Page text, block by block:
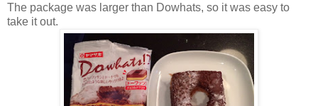
The package was larger than Dowhats, so it was easy to
take it out.